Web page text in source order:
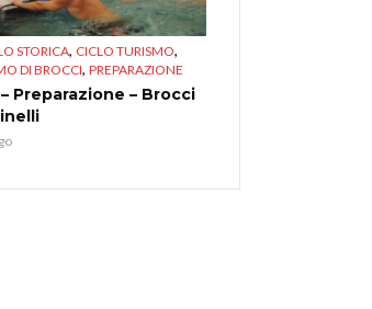
STORICA, CICLO TURISMO,
DI BROCCI, PREPARAZIONE
Preparazione – Brocci